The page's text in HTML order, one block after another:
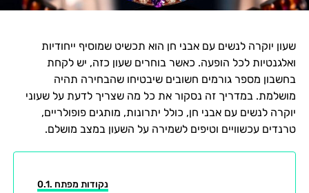
שעון יוקרה לנשים עם אבני חן הוא תכשיט שמוסיף ייחודיות
ואלגנטיות לכל הופעה. כאשר בוחרים שעון כזה, יש לקחת
בחשבון מספר גורמים חשובים שיבטיחו שהבחירה תהיה
מושלמת. במדריך זה נסקור את כל מה שצריך לדעת על שעוני
יוקרה לנשים עם אבני חן, כולל יתרונות, מותגים פופולריים,
טרנדים עכשוויים וטיפים לשמירה על השעון במצב מושלם.
נקודות מפתח